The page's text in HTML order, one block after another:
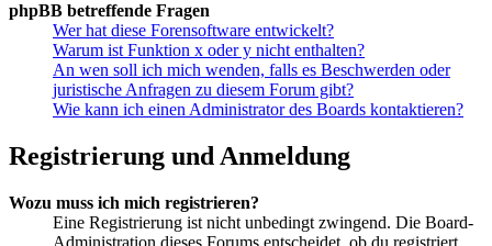
phpBB betreffende Fragen
Wer hat diese Forensoftware entwickelt?
Warum ist Funktion x oder y nicht enthalten?
An wen soll ich mich wenden, falls es Beschwerden oder
juristische Anfragen zu diesem Forum gibt?
Wie kann ich einen Administrator des Boards kontaktieren?
Registrierung und Anmeldung
Wozu muss ich mich registrieren?
Eine Registrierung ist nicht unbedingt zwingend. Die Board-
Administration dieses Forums entscheidet, ob du registriert